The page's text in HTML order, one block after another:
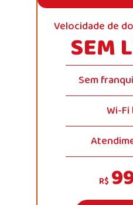
Velocidade de
SEM
Sem
Wi-Fi
R$